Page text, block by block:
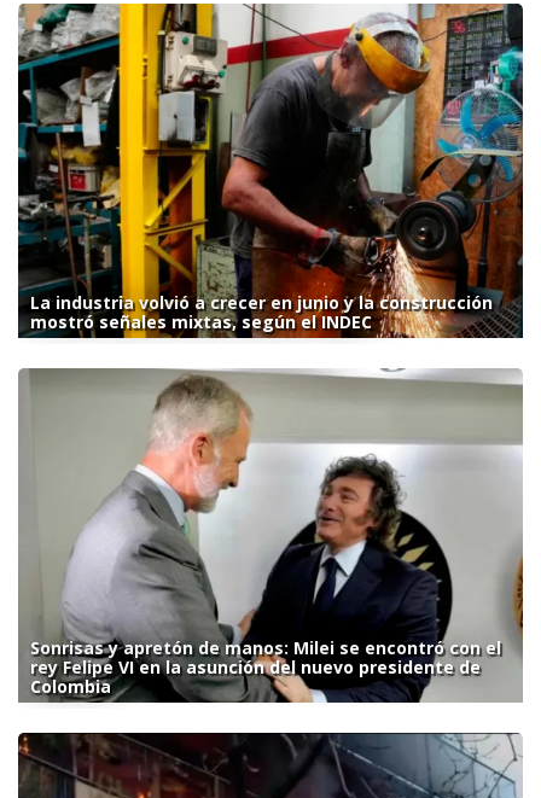
La industria volvió a crecer en junio y la construcción
mostró señales mixtas, según el INDEC
Sonrisas y apretón de manos: Milei se encontró con el
rey Felipe VI en la asunción del nuevo presidente de
Colombia